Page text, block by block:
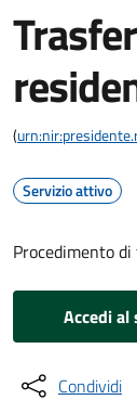
(
Servizio attivo
Procedimento
Accedi al
Condividi